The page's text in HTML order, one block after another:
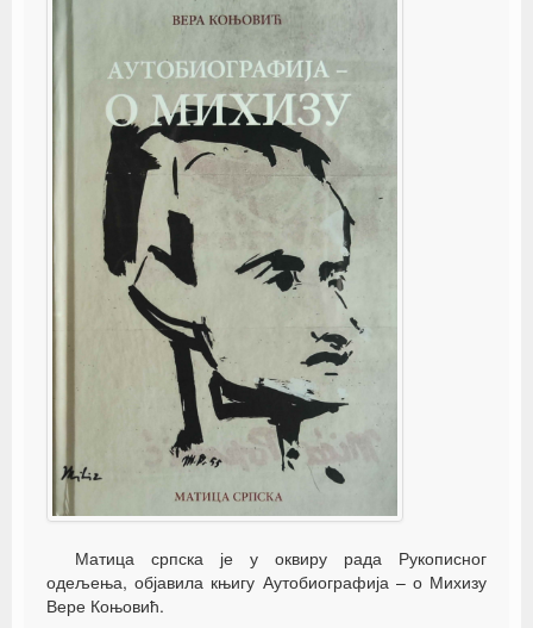
Матица српска је у оквиру рада Рукописног
одељења, објавила књигу Аутобиографија – о Михизу
Вере Коњовић.